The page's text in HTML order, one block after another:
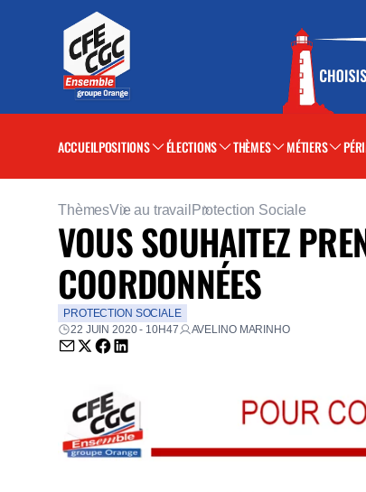
ACCUEILPOSITIONS ÉLECTIONS THÈMES MÉTIERS
ThèmesVie au travail Protection Sociale
VOUS SOUHAITEZ
COORDONNÉES
PROTECTION SOCIALE
22 JUIN 2020 - 10H47
AVELINO MARINHO
Envoyer par email (nouvelle fenêtre)
Partager sur Twitter (nouvelle fenêtre)
Partager sur Facebook (nouvelle fenêtre)
Partager sur LinkedIn (nouvelle fenêtre)